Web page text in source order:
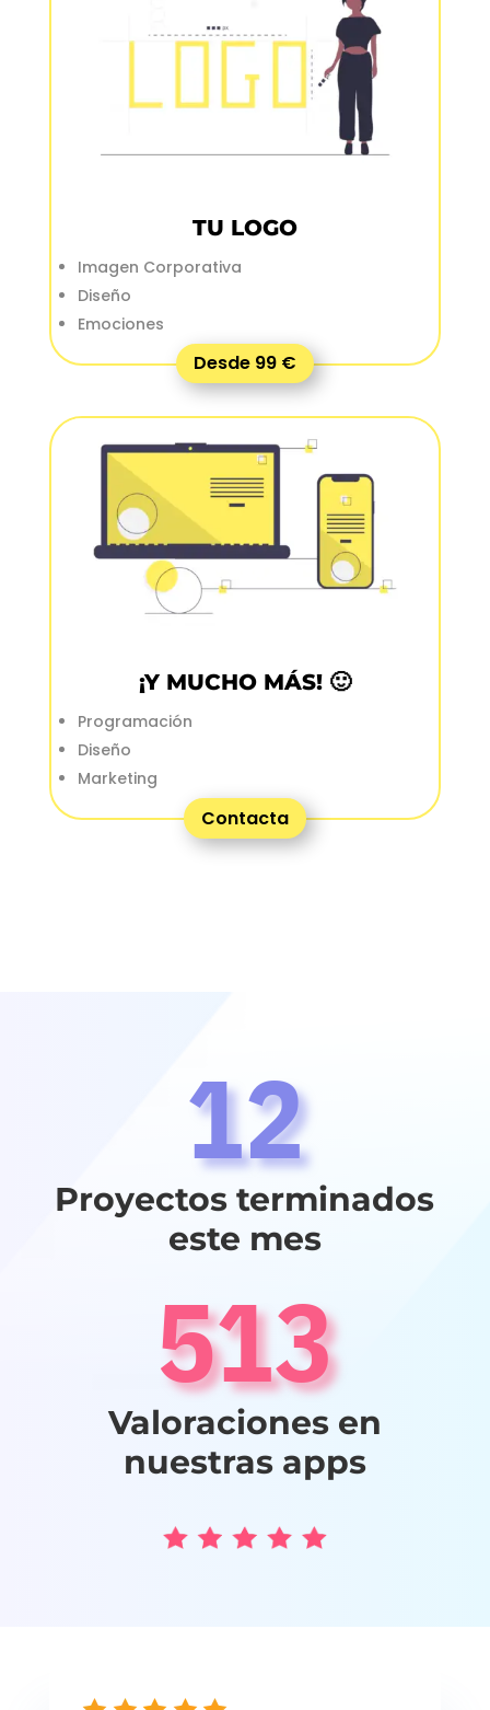
TU LOGO
Imagen Corporativa
Diseño
Emociones
Desde 99 €
¡Y MUCHO MÁS! 🙂
Programación
Diseño
Marketing
Contacta
12
Proyectos terminados
este mes
513
Valoraciones en
nuestras apps